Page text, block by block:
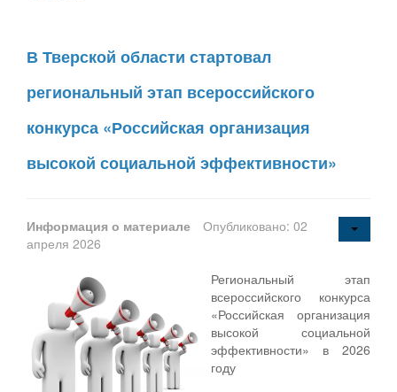
В Тверской области стартовал
региональный этап всероссийского
конкурса «Российская организация
высокой социальной эффективности»
Информация о материале
Опубликовано: 02
апреля 2026
Региональный этап
всероссийского конкурса
«Российская организация
высокой социальной
эффективности» в 2026
году